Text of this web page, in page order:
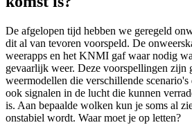
De afgelopen tijd hebben we geregeld
dit al van tevoren voorspeld. De
weerapps en het KNMI gaf waar nodig
gevaarlijk weer. Deze voorspellingen zijn
weermodellen die verschillende
ook signalen in de lucht die kunnen
is. Aan bepaalde wolken kun je soms al
onstabiel wordt. Waar moet je op letten?